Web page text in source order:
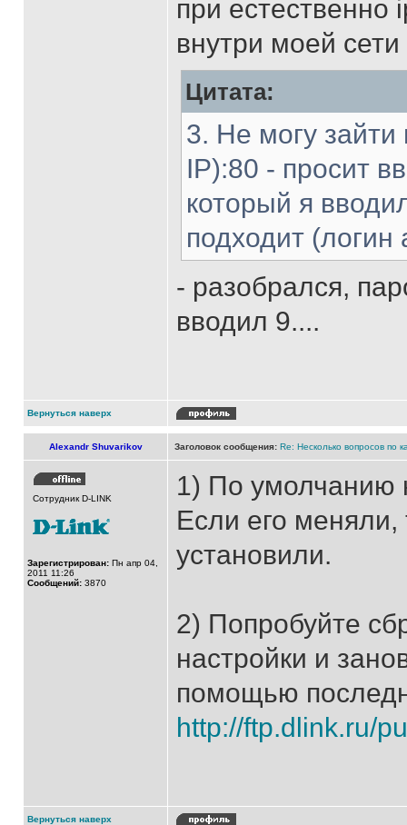
при естественно
внутри моей
Цитата:
3. Не могу
IP):80 - просит
который я
подходит
- разобрался,
вводил 9....
Вернуться наверх
Alexandr Shuvarikov Заголовок сообщения: Re: Несколько вопросов по
Сотрудник D-LINK
Зарегистрирован: Пн апр 04,
2011 11:26
Сообщений: 3870
1) По умолчанию
Если его меняли,
установили.
2) Попробуйте
настройки и
помощью
http://ftp.dlink.ru/
Вернуться наверх